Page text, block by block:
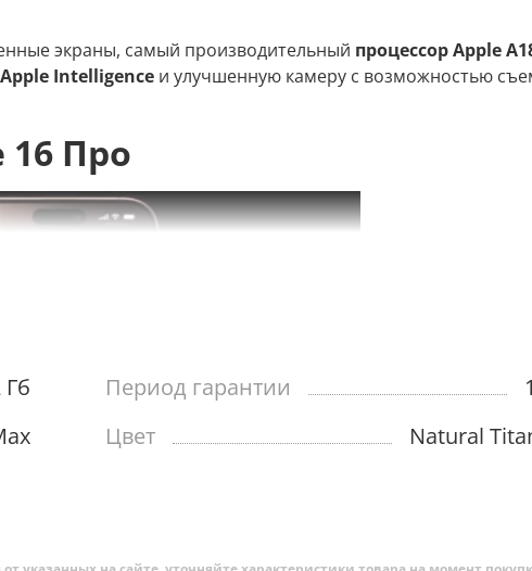
экраны, самый производительный процессор Apple
Intelligence и улучшенную камеру с возможностью
16 Про
Гб Период гарантии
Цвет Natural